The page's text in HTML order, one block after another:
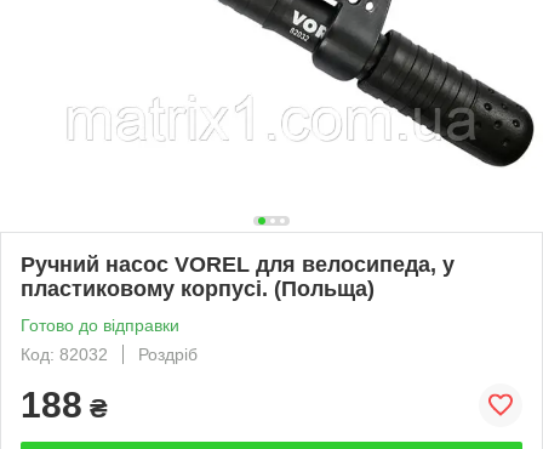
Ручний насос VOREL для велосипеда, у
пластиковому корпусі. (Польща)
Готово до відправки
Код: 82032
Роздріб
188 ₴